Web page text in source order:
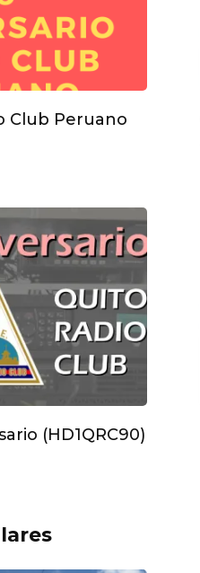
Club Peruano
(HD1QRC90)